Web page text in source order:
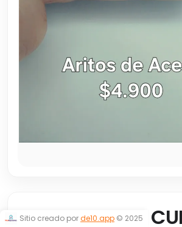
PASANTES DE
Sitio creado porde10.app © 2025